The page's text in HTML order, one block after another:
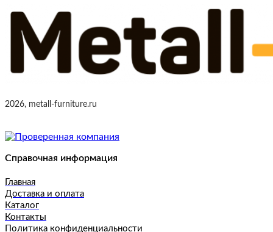
2026, metall-furniture.ru
Справочная информация
Главная
Доставка и оплата
Каталог
Контакты
Политика конфиденциальности